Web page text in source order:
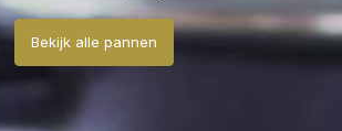
Bekijk alle pannen